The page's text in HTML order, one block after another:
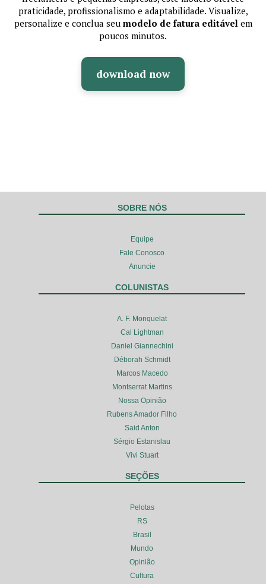
praticidade, profissionalismo e adaptabilidade. Visualize,
personalize e conclua seu modelo de fatura editável em
poucos minutos.
download now
SOBRE NÓS
Equipe
Fale Conosco
Anuncie
COLUNISTAS
A. F. Monquelat
Cal Lightman
Daniel Giannechini
Déborah Schmidt
Marcos Macedo
Montserrat Martins
Nossa Opinião
Rubens Amador Filho
Said Anton
Sérgio Estanislau
Vivi Stuart
SEÇÕES
Pelotas
RS
Brasil
Mundo
Opinião
Cultura